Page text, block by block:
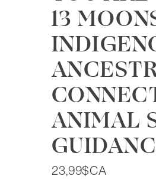
13
ANIMAL
23,99$CA